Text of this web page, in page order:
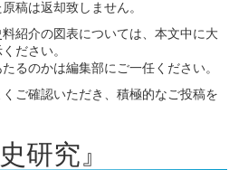
稿は返却致しません。
料紹介の図表については、本文中に大
ださい。
るのかは編集部にご一任ください。
ご確認いただき、積極的なご投稿を
研究』